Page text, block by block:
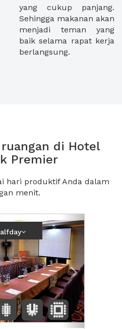
berlangsung.
di Hotel
Premier
hari produktif Anda dalam
menit.
Next2